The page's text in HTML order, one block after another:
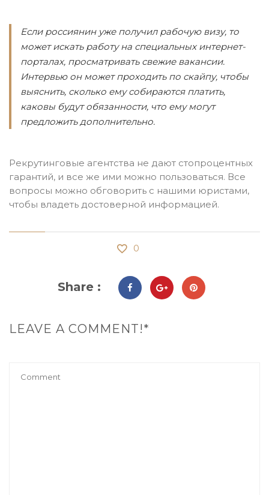
Если россиянин уже получил рабочую визу, то
может искать работу на специальных интернет-
порталах, просматривать свежие вакансии.
Интервью он может проходить по скайпу, чтобы
выяснить, сколько ему собираются платить,
каковы будут обязанности, что ему могут
предложить дополнительно.
Рекрутинговые агентства не дают стопроцентных
гарантий, и все же ими можно пользоваться. Все
вопросы можно обговорить с нашими юристами,
чтобы владеть достоверной информацией.
0
Share :
LEAVE A COMMENT!*